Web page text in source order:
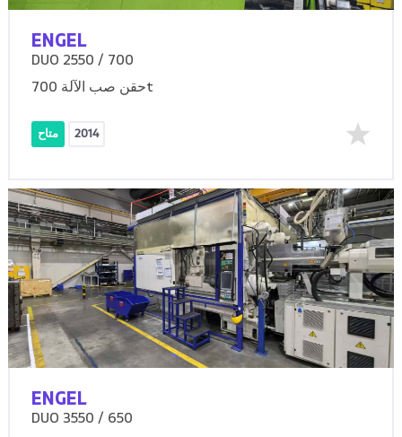
ENGEL
DUO 2550 / 700
حقن صب الآلة 700t
متاح 2014
ENGEL
DUO 3550 / 650